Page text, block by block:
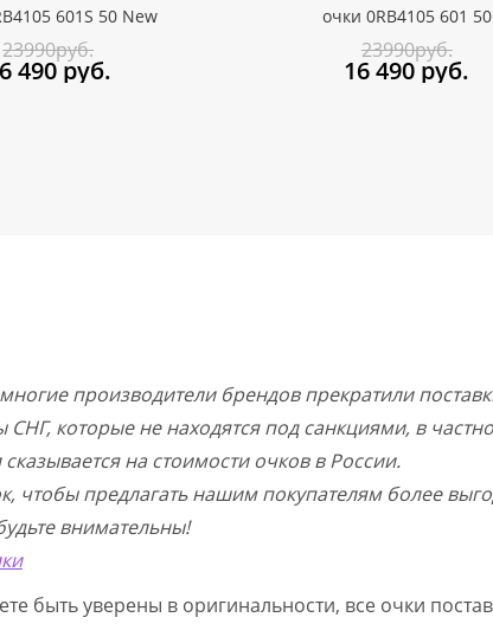
ПОД ЗАКАЗ
601S 50 New
23990руб.
490 руб.
ПРИВЕЗТИ ПОД ЗАКАЗ
очки 0RB4105 601 50
23990руб.
16 490 руб.
производители брендов прекратили
которые не находятся под санкциями, в
на стоимости очков в России.
чтобы предлагать нашим покупателям более
внимательны!
быть уверены в оригинальности, все очки